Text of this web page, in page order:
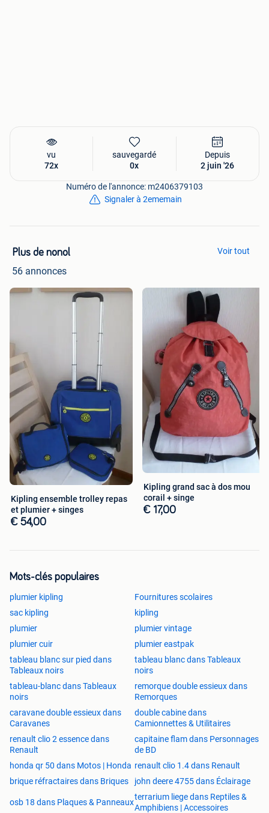
vu
72x
sauvegardé
0x
Depuis
2 juin '26
Numéro de l'annonce: m2406379103
Signaler à 2ememain
Plus de nonol
56 annonces
Voir tout
Kipling ensemble trolley repas
et plumier + singes
€ 54,00
Kipling grand sac à dos mou
corail + singe
€ 17,00
Mots-clés populaires
plumier kipling
Fournitures scolaires
sac kipling
kipling
plumier
plumier vintage
plumier cuir
plumier eastpak
tableau blanc sur pied dans
Tableaux noirs
tableau blanc dans Tableaux
noirs
tableau-blanc dans Tableaux
noirs
remorque double essieux dans
Remorques
caravane double essieux dans
Caravanes
double cabine dans
Camionnettes & Utilitaires
renault clio 2 essence dans
Renault
capitaine flam dans Personnages
de BD
honda qr 50 dans Motos | Honda renault clio 1.4 dans Renault
brique réfractaires dans Briques
john deere 4755 dans Éclairage
osb 18 dans Plaques & Panneaux
terrarium liege dans Reptiles &
Amphibiens | Accessoires